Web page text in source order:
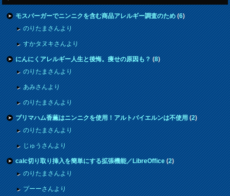
モスバーガーでニンニクを含む商品アレルギー調査のため(6)
のりたまさんより
すかタヌキさんより
にんにくアレルギー人生と後悔。痩せの原因も？(8)
のりたまさんより
あみさんより
のりたまさんより
プリマハム香薫はニンニクを使用！アルトバイエルンは不使用(2)
のりたまさんより
じゅうさんより
calc切り取り挿入を簡単にする拡張機能／LibreOffice(2)
のりたまさんより
プーーさんより